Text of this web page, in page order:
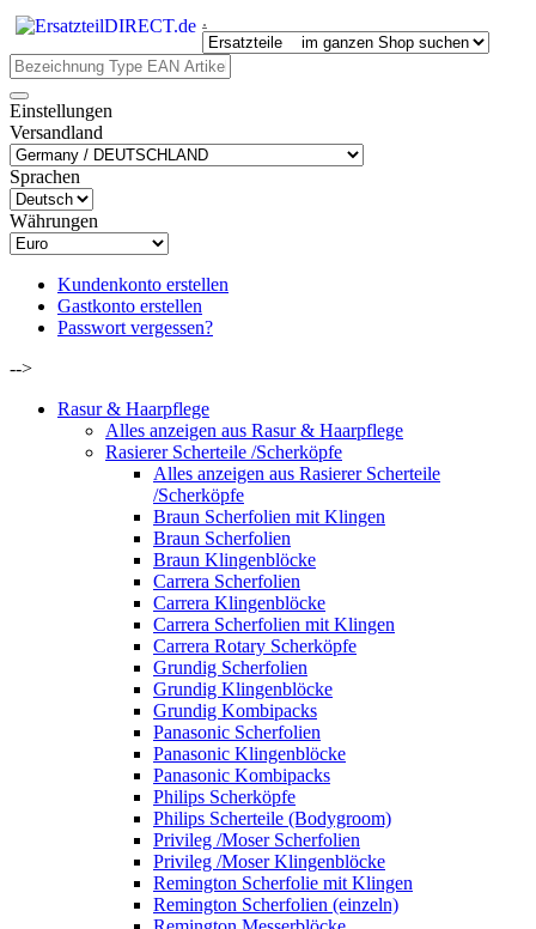
.
Einstellungen
Versandland
Sprachen
Währungen
Kundenkonto erstellen
Gastkonto erstellen
Passwort vergessen?
-->
Rasur & Haarpflege
Alles anzeigen aus Rasur & Haarpflege
Rasierer Scherteile /Scherköpfe
Alles anzeigen aus Rasierer Scherteile
/Scherköpfe
Braun Scherfolien mit Klingen
Braun Scherfolien
Braun Klingenblöcke
Carrera Scherfolien
Carrera Klingenblöcke
Carrera Scherfolien mit Klingen
Carrera Rotary Scherköpfe
Grundig Scherfolien
Grundig Klingenblöcke
Grundig Kombipacks
Panasonic Scherfolien
Panasonic Klingenblöcke
Panasonic Kombipacks
Philips Scherköpfe
Philips Scherteile (Bodygroom)
Privileg /Moser Scherfolien
Privileg /Moser Klingenblöcke
Remington Scherfolie mit Klingen
Remington Scherfolien (einzeln)